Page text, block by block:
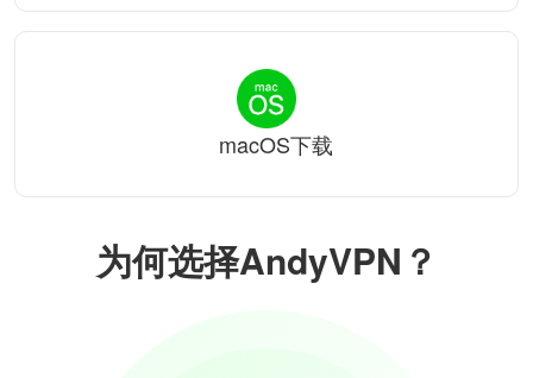
为何选择AndyVPN？
macOS下载